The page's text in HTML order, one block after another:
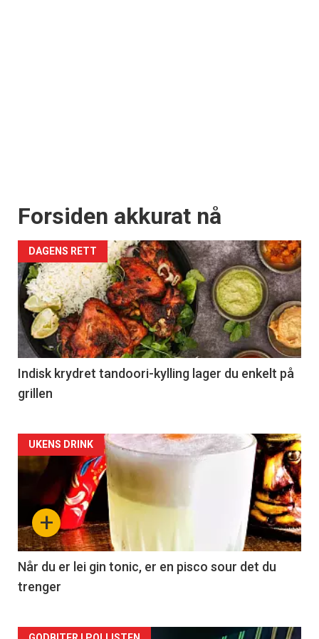
Forsiden akkurat nå
DAGENS RETT
Indisk krydret tandoori-kylling lager du enkelt på
grillen
Forsiden
akkurat
nå
-
2
+
UKENS DRINK
Når du er lei gin tonic, er en pisco sour det du
trenger